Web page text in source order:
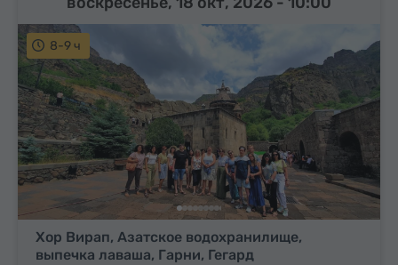
8-9 ч
Хор Вирап, Азатское водохранилище,
выпечка лаваша, Гарни, Гегард